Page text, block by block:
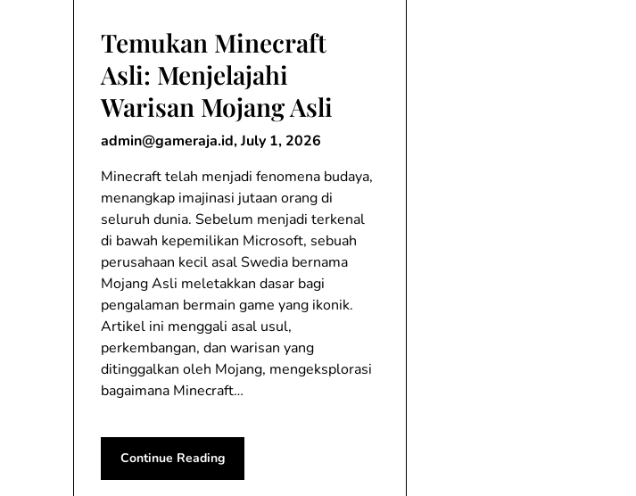
Temukan Minecraft
Asli: Menjelajahi
Warisan Mojang Asli
admin@gameraja.id,July 1, 2026
Minecraft telah menjadi fenomena budaya,
menangkap imajinasi jutaan orang di
seluruh dunia. Sebelum menjadi terkenal
di bawah kepemilikan Microsoft, sebuah
perusahaan kecil asal Swedia bernama
Mojang Asli meletakkan dasar bagi
pengalaman bermain game yang ikonik.
Artikel ini menggali asal usul,
perkembangan, dan warisan yang
ditinggalkan oleh Mojang, mengeksplorasi
bagaimana Minecraft…
Continue Reading